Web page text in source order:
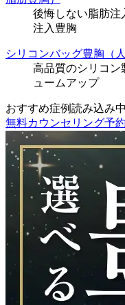
後悔しない脂肪注
注入豊胸
シリコンバッグ豊胸（
高品質のシリコン
ュームアップ
おすすめ症例読み込み中
無料カウンセリング予約